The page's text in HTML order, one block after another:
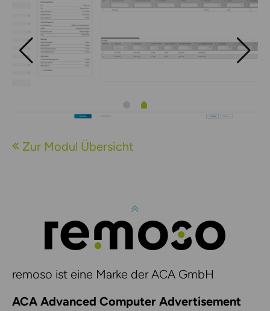
Zur Modul Übersicht
remoso ist eine Marke der ACA GmbH
ACA Advanced Computer Advertisement